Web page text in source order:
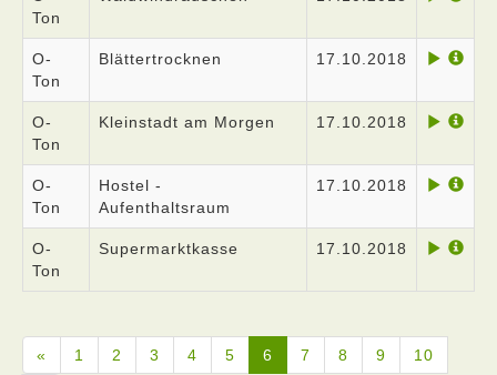
Ton
O-
Ton
Blättertrocknen 17.10.2018
O-
Ton
Kleinstadt am Morgen 17.10.2018
O-
Ton
Hostel -
Aufenthaltsraum
17.10.2018
O-
Ton
Supermarktkasse 17.10.2018
« 1 2 3 4 5 6 7 8 9 10